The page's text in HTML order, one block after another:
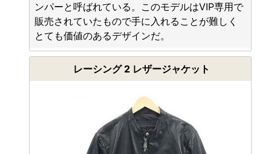
ンパーと呼ばれている。このモデルはVIP専用で
販売されていたもので手に入れることが難しく
とても価値のあるデザインだ。
レーシング 2 レザージャケット